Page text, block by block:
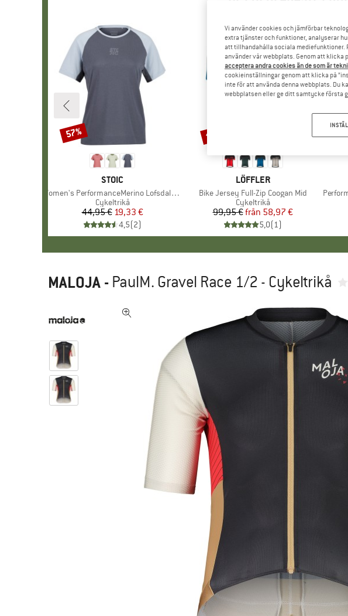
VARUMÄRKE
STOIC
Produkter
Women's PerformanceMerino LofsdalenSt. MTB S/S
Produktgrupp
Cykeltrikå
Pris
44,95 €Reducerat pris
19,33 €
4,5(2)
Rabatt
57%
VARUMÄRKE
LÖFFLER
Produkter
Bike Jersey Full-Zip Coogan Mid
Produktgrupp
Cykeltrikå
Pris
99,95 € Reducerat pris
från 58,97 €
5,0(1)
Rabatt
till 41%
MALOJA - PaulM. Gravel Race 1/2 - Cykeltrikå
Vi använder cookies och jämförbar
extra tjänster och funktioner, analyserar
att tillhandahålla sociala mediefunktioner.
använder vår webbplats. Genom att klicka
acceptera andra cookies än de som är
cookieinställningar genom att klicka på
inte för att använda denna webbplats. Du
webbplatsen eller ge ditt samtycke första